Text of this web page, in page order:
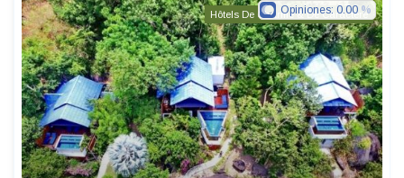
Hôtels De Charme & De Caractère
Opiniones: 0.00